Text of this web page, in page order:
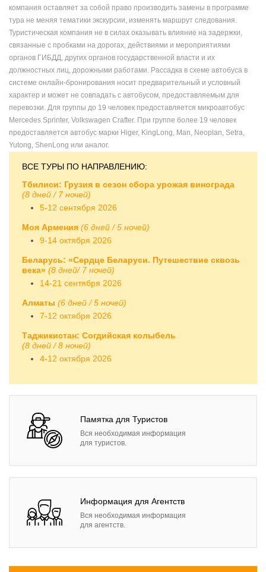
компания оставляет за собой право производить замены в программе
тура не меняя тематики экскурсии, изменять маршрут следования.
Туристическая компания не в силах оказывать влияние на задержки,
связанные с пробками на дорогах, действиями и мероприятиями
органов ГИБДД, других органов государственной власти и их
должностных лиц, дорожными работами. Рассадка в схеме автобуса в
системе онлайн-бронирования носит предварительный и условный
характер и может не совпадать с автобусом, предоставляемым для
перевозки. Для группы до 19 человек предоставляется микроавтобус
Mercedes Sprinter, Volkswagen Crafter. При группе более 19 человек
предоставляется автобус марки Higer, KingLong, Man, Neoplan, Setra,
Yutong, ShenLong или аналог.
ВСЕ ТУРЫ ПО НАПРАВЛЕНИЮ:
Тбилиси: Грузия в сезон сбора урожая винограда
(8 дней / 7 ночей)
5-12 сентября 2026
Моя Армения (6 дней / 5 ночей)
9-14 октября 2026
Беларусь: «Сердце Беларуси. Путешествие сквозь
века» (8 дней/ 7 ночей)
14-21 сентября 2026
Алматы (6 дней / 5 ночей)
7-12 октября 2026
Таджикистан: Согдийская колыбель
(8 дней / 8 ночей)
4-12 октября 2026
Памятка для Туристов
Вся необходимая информация
для туристов.
Информация для Агентств
Вся необходимая информация
для агентств.